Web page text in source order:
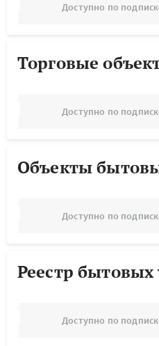
Доступно по
Торговые
Доступно по
Объекты
Доступно по
Реестр бытовых
Доступно по